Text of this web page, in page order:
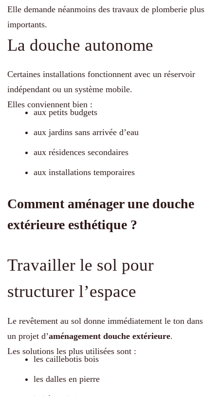
Elle demande néanmoins des travaux de plomberie plus
importants.
La douche autonome
Certaines installations fonctionnent avec un réservoir
indépendant ou un système mobile.
Elles conviennent bien :
aux petits budgets
aux jardins sans arrivée d’eau
aux résidences secondaires
aux installations temporaires
Comment aménager une douche
extérieure esthétique ?
Travailler le sol pour
structurer l’espace
Le revêtement au sol donne immédiatement le ton dans
un projet d’aménagement douche extérieure.
Les solutions les plus utilisées sont :
les caillebotis bois
les dalles en pierre